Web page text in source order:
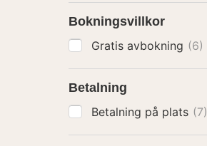
Bokningsvillkor
Gratis avbokning (6)
Betalning
Betalning på plats (7)